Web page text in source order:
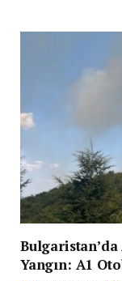
Bulgaristan’da
Yangın: A1